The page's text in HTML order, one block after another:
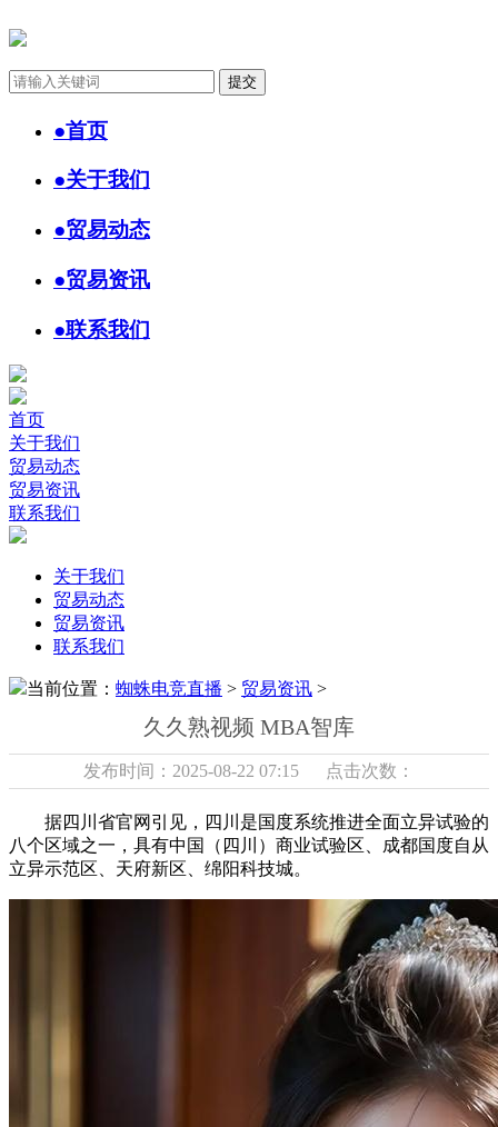
●首页
●关于我们
●贸易动态
●贸易资讯
●联系我们
首页
关于我们
贸易动态
贸易资讯
联系我们
关于我们
贸易动态
贸易资讯
联系我们
当前位置： 蜘蛛电竞直播 > 贸易资讯 >
久久熟视频 MBA智库
发布时间：2025-08-22 07:15 点击次数：
据四川省官网引见，四川是国度系统推进全面立异试验的
八个区域之一，具有中国（四川）商业试验区、成都国度自从
立异示范区、天府新区、绵阳科技城。